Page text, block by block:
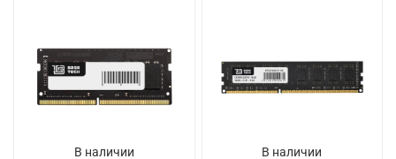
В наличии
В наличии